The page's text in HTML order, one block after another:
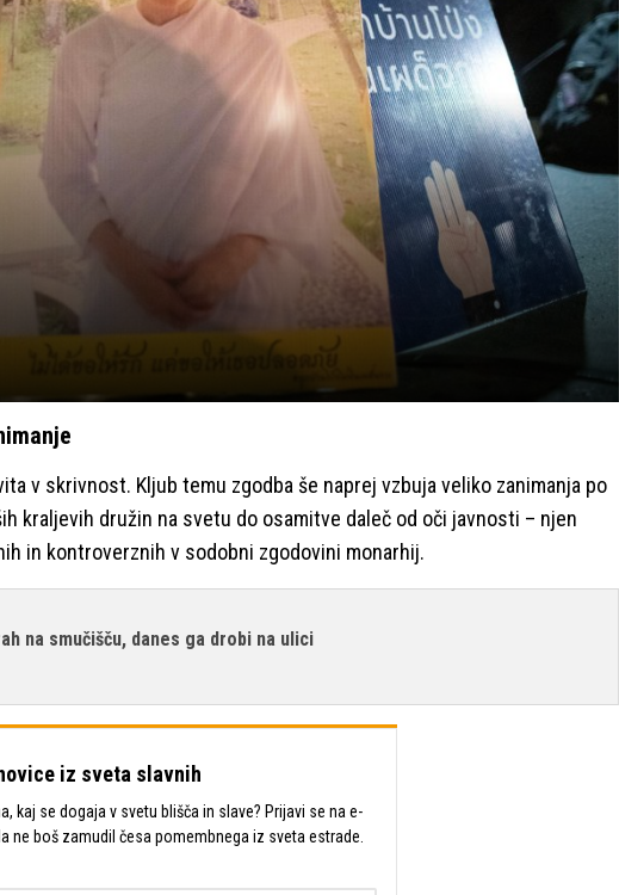
v skrivnost. Kljub temu zgodba še naprej vzbuja veliko zanimanja po
kraljevih družin na svetu do osamitve daleč od oči javnosti – njen
in kontroverznih v sodobni zgodovini monarhij.
na smučišču, danes ga drobi na ulici
iz sveta slavnih
kaj se dogaja v svetu blišča in slave? Prijavi se na e-
ne boš zamudil česa pomembnega iz sveta estrade.